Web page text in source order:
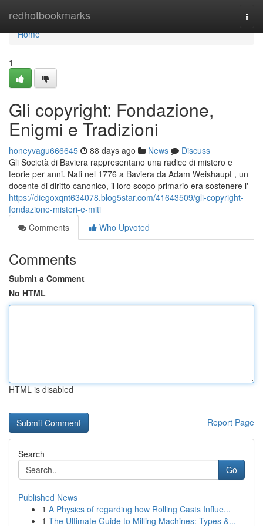
redhotbookmarks
Home
Home
1
Gli copyright: Fondazione,
Enigmi e Tradizioni
honeyvagu666645 88 days ago News
Discuss
Gli Società di Baviera rappresentano una radice di mistero e
teorie per anni. Nati nel 1776 a Baviera da Adam Weishaupt , un
docente di diritto canonico, il loro scopo primario era sostenere l'
https://diegoxqnt634078.blog5star.com/41643509/gli-copyright-
fondazione-misteri-e-miti
Comments
Who Upvoted
Comments
Submit a Comment
No HTML
HTML is disabled
Report Page
Search
Go
Published News
1 A Physics of regarding how Rolling Casts Influe...
1 The Ultimate Guide to Milling Machines: Types &...